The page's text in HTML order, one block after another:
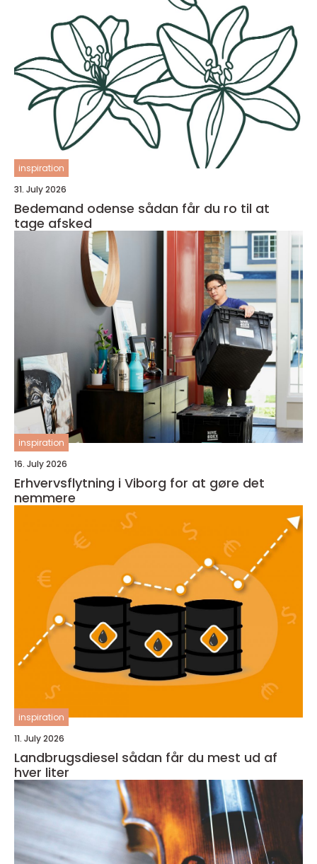
inspiration
31. July 2026
Bedemand odense sådan får du ro til at
tage afsked
inspiration
16. July 2026
Erhvervsflytning i Viborg for at gøre det
nemmere
inspiration
11. July 2026
Landbrugsdiesel sådan får du mest ud af
hver liter